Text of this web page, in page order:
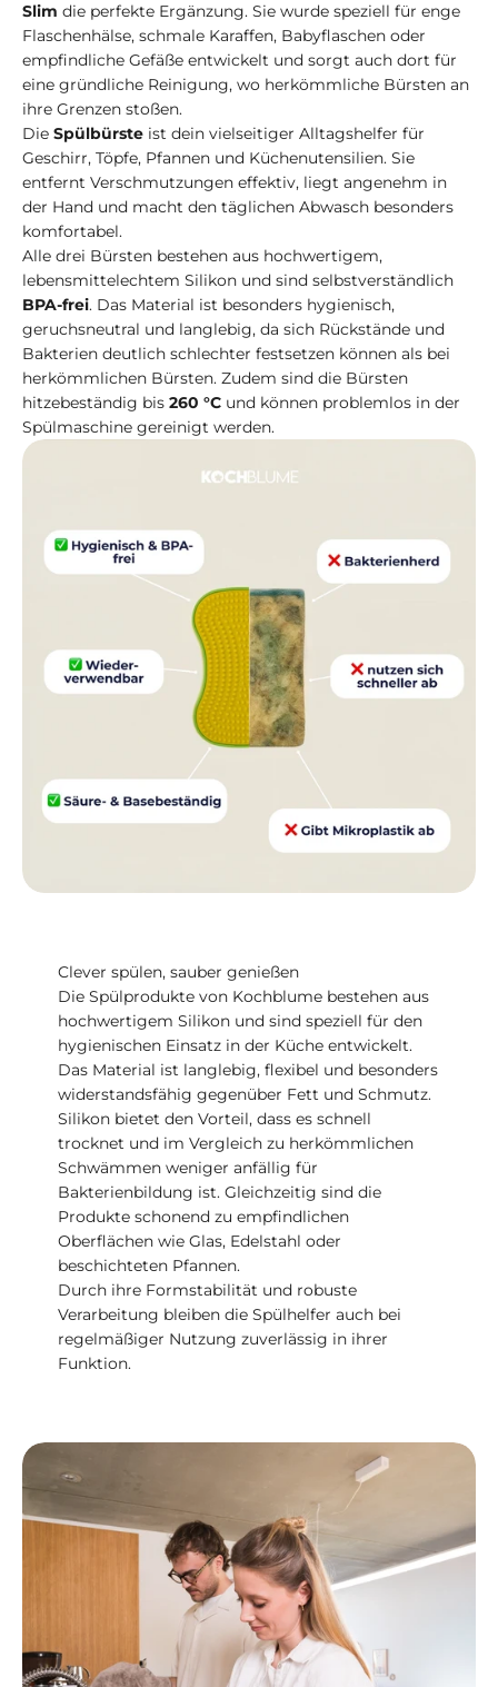
Slim die perfekte Ergänzung. Sie wurde speziell für enge
Flaschenhälse, schmale Karaffen, Babyflaschen oder
empfindliche Gefäße entwickelt und sorgt auch dort für
eine gründliche Reinigung, wo herkömmliche Bürsten an
ihre Grenzen stoßen.
Die Spülbürste ist dein vielseitiger Alltagshelfer für
Geschirr, Töpfe, Pfannen und Küchenutensilien. Sie
entfernt Verschmutzungen effektiv, liegt angenehm in
der Hand und macht den täglichen Abwasch besonders
komfortabel.
Alle drei Bürsten bestehen aus hochwertigem,
lebensmittelechtem Silikon und sind selbstverständlich
BPA-frei. Das Material ist besonders hygienisch,
geruchsneutral und langlebig, da sich Rückstände und
Bakterien deutlich schlechter festsetzen können als bei
herkömmlichen Bürsten. Zudem sind die Bürsten
hitzebeständig bis 260 °C und können problemlos in der
Spülmaschine gereinigt werden.
Clever spülen, sauber genießen
Die Spülprodukte von Kochblume bestehen aus
hochwertigem Silikon und sind speziell für den
hygienischen Einsatz in der Küche entwickelt.
Das Material ist langlebig, flexibel und besonders
widerstandsfähig gegenüber Fett und Schmutz.
Silikon bietet den Vorteil, dass es schnell
trocknet und im Vergleich zu herkömmlichen
Schwämmen weniger anfällig für
Bakterienbildung ist. Gleichzeitig sind die
Produkte schonend zu empfindlichen
Oberflächen wie Glas, Edelstahl oder
beschichteten Pfannen.
Durch ihre Formstabilität und robuste
Verarbeitung bleiben die Spülhelfer auch bei
regelmäßiger Nutzung zuverlässig in ihrer
Funktion.